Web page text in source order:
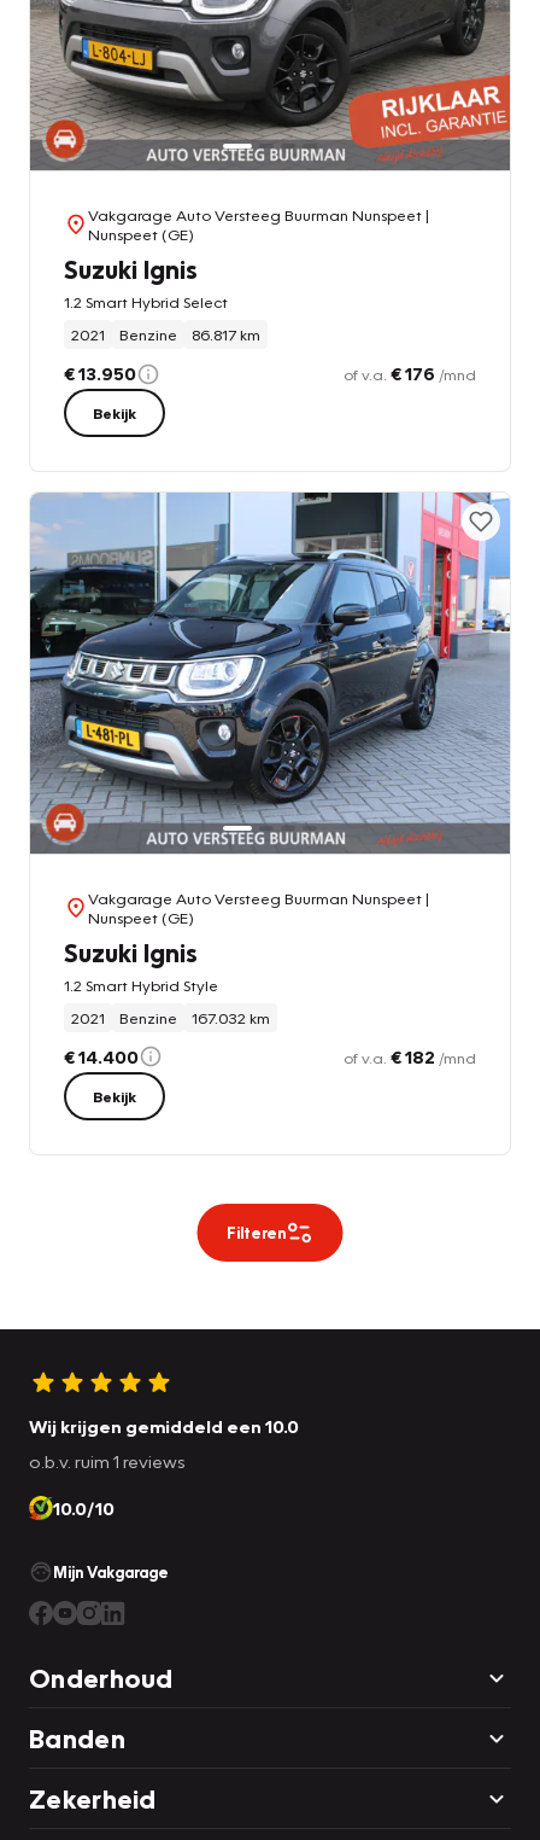
Vakgarage Auto Versteeg Buurman Nunspeet|
Nunspeet (GE)
Suzuki Ignis
1.2 Smart Hybrid Select
2021
Benzine 86.817 km
€ 13.950 of v.a. € 176 /mnd
Bekijk
Vakgarage Auto Versteeg Buurman Nunspeet|
Nunspeet (GE)
Suzuki Ignis
1.2 Smart Hybrid Style
2021
Benzine 167.032 km
€ 14.400 of v.a. € 182 /mnd
Bekijk
Filteren
Wij krijgen gemiddeld een 10.0
o.b.v. ruim 1 reviews
10.0/10
Mijn Vakgarage
Onderhoud
Banden
Zekerheid